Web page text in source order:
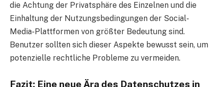
die Achtung der Privatsphäre des Einzelnen und die
Einhaltung der Nutzungsbedingungen der Social-
Media-Plattformen von größter Bedeutung sind.
Benutzer sollten sich dieser Aspekte bewusst sein, um
potenzielle rechtliche Probleme zu vermeiden.
Fazit: Eine neue Ära des Datenschutzes in